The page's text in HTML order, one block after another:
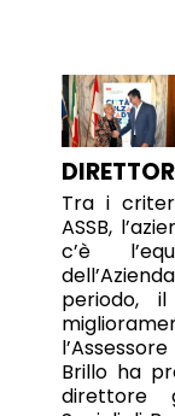
Tra i
ASSB,
c’è
periodo,
Brillo ha
direttore